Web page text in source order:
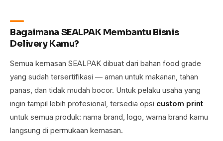
Bagaimana SEALPAK Membantu Bisnis
Delivery Kamu?
Semua kemasan SEALPAK dibuat dari bahan food grade
yang sudah tersertifikasi — aman untuk makanan, tahan
panas, dan tidak mudah bocor. Untuk pelaku usaha yang
ingin tampil lebih profesional, tersedia opsi custom print
untuk semua produk: nama brand, logo, warna brand kamu
langsung di permukaan kemasan.